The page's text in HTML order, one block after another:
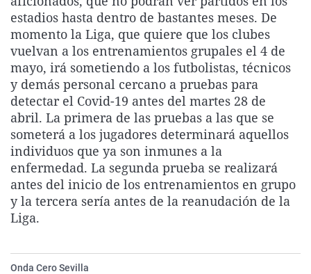
La rosa de los vientos
Gente viajera
Como el perro y el
Caso
Retornados
Equipo de
Operación Viuda
Extremadura
Galicia
La Rioja
Navarra
País Vasco
Virales
Televisión
Elecciones
estadios hasta dentro de bastantes meses. De
momento la Liga, que quiere que los clubes
vuelvan a los entrenamientos grupales el 4 de
mayo, irá sometiendo a los futbolistas, técnicos
y demás personal cercano a pruebas para
detectar el Covid-19 antes del martes 28 de
abril. La primera de las pruebas a las que se
someterá a los jugadores determinará aquellos
individuos que ya son inmunes a la
enfermedad. La segunda prueba se realizará
antes del inicio de los entrenamientos en grupo
y la tercera sería antes de la reanudación de la
Liga.
Onda Cero Sevilla